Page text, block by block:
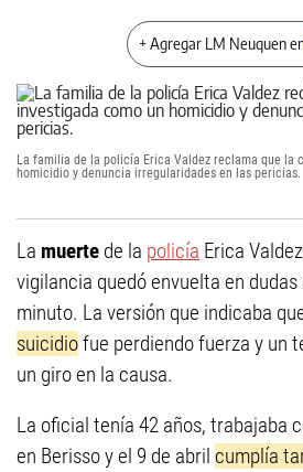
+ Agregar LM Neuquen
La familia de la policía Erica Valdez reclama que la
homicidio y denuncia irregularidades en las pericias.
La muerte de la policía Erica
vigilancia quedó envuelta en
minuto. La versión que indicaba
suicidiofue perdiendo fuerza y un
un giro en la causa.
La oficial tenía 42 años, trabajaba
en Berisso y el 9 de abril cumplía